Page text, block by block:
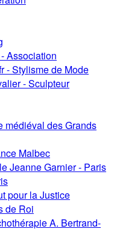
Association
- Stylisme de Mode
- Sculpteur
médiéval des Grands
Malbec
Jeanne Garnier - Paris
pour la Justice
de Roi
A. Bertrand-